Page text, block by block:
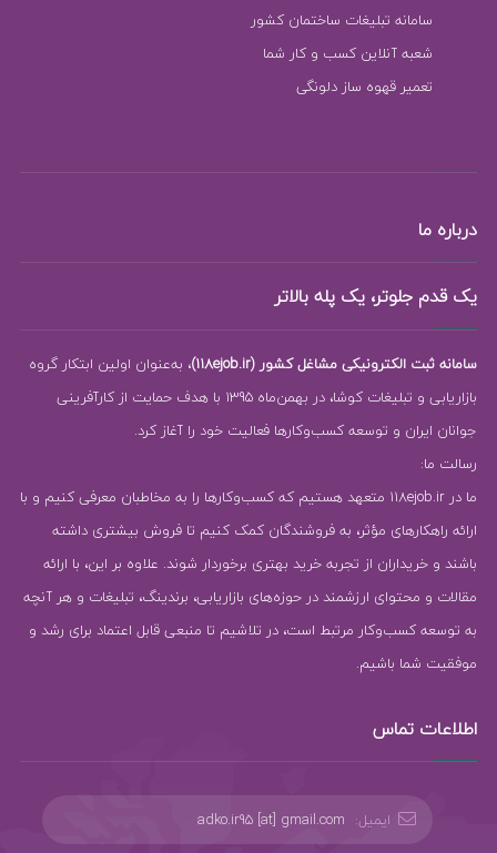
سامانه تبلیغات ساختمان کشور
شعبه آنلاین کسب و کار شما
تعمیر قهوه ساز دلونگی
درباره ما
یک قدم جلوتر، یک پله بالاتر
سامانه ثبت الکترونیکی مشاغل کشور (118ejob.ir)
، به‌عنوان اولین ابتکار گروه
بازاریابی و تبلیغات کوشا، در بهمن‌ماه 1395 با هدف حمایت از کارآفرینی
جوانان ایران و توسعه کسب‌وکارها فعالیت خود را آغاز کرد.
رسالت ما:
ما در 118ejob.ir متعهد هستیم که کسب‌وکارها را به مخاطبان معرفی کنیم و با
ارائه راهکارهای مؤثر، به فروشندگان کمک کنیم تا فروش بیشتری داشته
باشند و خریداران از تجربه خرید بهتری برخوردار شوند. علاوه بر این، با ارائه
مقالات و محتوای ارزشمند در حوزه‌های بازاریابی، برندینگ، تبلیغات و هر آنچه
به توسعه کسب‌وکار مرتبط است، در تلاشیم تا منبعی قابل اعتماد برای رشد و
موفقیت شما باشیم.
اطلاعات تماس
ایمیل: adko.ir95 [at] gmail.com